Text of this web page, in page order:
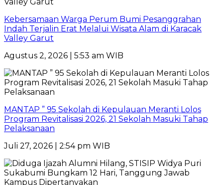
Kebersamaan Warga Perum Bumi Pesanggrahan
Indah Terjalin Erat Melalui Wisata Alam di Karacak
Valley Garut
Agustus 2, 2026 | 5:53 am WIB
MANTAP ” 95 Sekolah di Kepulauan Meranti Lolos
Program Revitalisasi 2026, 21 Sekolah Masuki Tahap
Pelaksanaan
Juli 27, 2026 | 2:54 pm WIB